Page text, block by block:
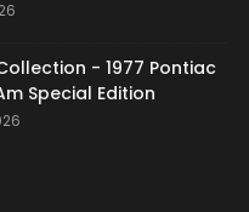
- 1977 Pontiac
Special Edition